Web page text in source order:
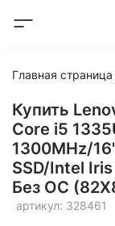
Главная страница
Купить
Core i5
1300MHz/
SSD/Intel
Без ОС
артикул: 328461